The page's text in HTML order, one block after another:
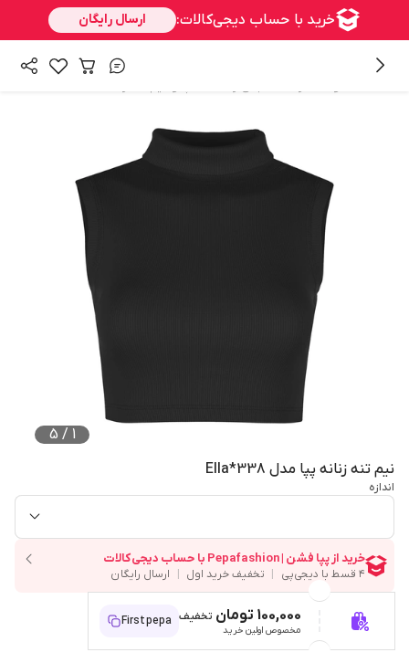
1
/
5
نیم تنه زنانه پپا مدل Ella*338
اندازه
100,000 تومان تخفیف
مخصوص اولین خرید
Firstpepa